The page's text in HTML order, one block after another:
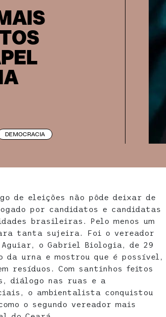
DEMOCRACIA
de eleições não pôde deixar de
por candidatos e candidatas
brasileiras. Pelo menos um
tanta sujeira. Foi o vereador
o Gabriel Biologia, de 29
da urna e mostrou que é possível,
resíduos. Com santinhos feitos
diálogo nas ruas e a
o ambientalista conquistou
o segundo vereador mais